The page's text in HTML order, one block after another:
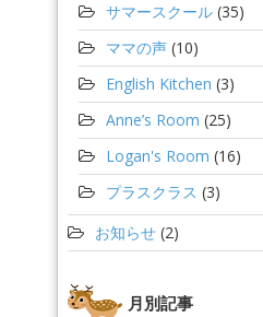
サマースクール(35)
ママの声(10)
English Kitchen (3)
Anne’s Room (25)
Logan's Room (16)
プラスクラス (3)
お知らせ(2)
月別記事